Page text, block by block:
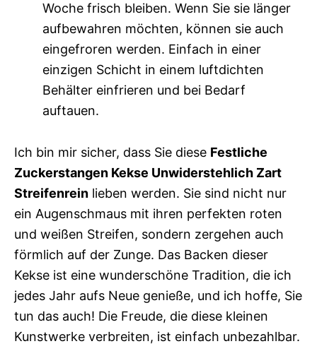
Woche frisch bleiben. Wenn Sie sie länger
aufbewahren möchten, können sie auch
eingefroren werden. Einfach in einer
einzigen Schicht in einem luftdichten
Behälter einfrieren und bei Bedarf
auftauen.
Ich bin mir sicher, dass Sie diese Festliche
Zuckerstangen Kekse Unwiderstehlich Zart
Streifenrein lieben werden. Sie sind nicht nur
ein Augenschmaus mit ihren perfekten roten
und weißen Streifen, sondern zergehen auch
förmlich auf der Zunge. Das Backen dieser
Kekse ist eine wunderschöne Tradition, die ich
jedes Jahr aufs Neue genieße, und ich hoffe, Sie
tun das auch! Die Freude, die diese kleinen
Kunstwerke verbreiten, ist einfach unbezahlbar.